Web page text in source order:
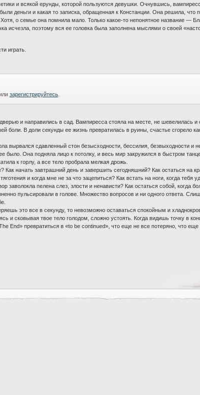
и всякой ерунды, которой пользуются девушки. Очнувшись,
деньги и какая то записка, обращенная к Констанции. Она решила,
о семье она помнила мало. Только какое-то непонятное название —
исчезла, поэтому вся ее головка была заполнена мыслями о своей
играть.
зарегистрируйтесь.
и направились в сад. Вампиресса стояла на месте, не шевелилась
В доли секунды ее жизнь превратилась в руины, счастье сгорело
вырвался сдавленный стон безысходности, бессилия, безвыходности и
было. Она подняла лицо к потолку, и весь мир закружился в быстром
к горлу, а все тело пробрала мелкая дрожь.
начать завтрашний день и завершить сегодняшний? Как остаться на
и когда мне не за что зацепиться? Как встать на ноги, когда
заволокла пелена слез, злости и ненависти? Как остаться собой,
пульсировали в голове. Множество вопросов и ни одного ответа.
это все в секунду, то невозможно оставаться спокойным и
и сковывая твое тело голодом, сложно устоять. Когда видишь точку в
End» превратиться в «to be continued», что еще не все потеряно, что еще